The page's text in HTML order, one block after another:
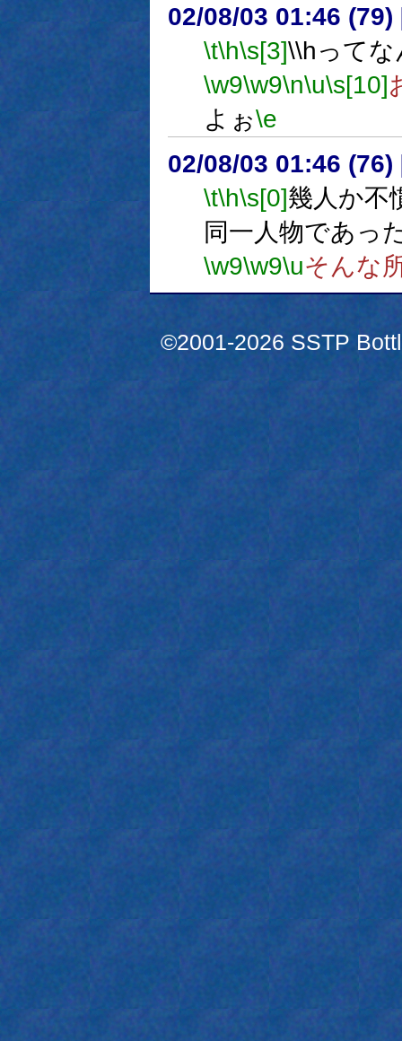
02/08/03 01:46 (79)
\t\h\s[3]\\hってな
\w9\w9\n\u\s[10]
よぉ\e
02/08/03 01:46 (76)
\t\h\s[0]幾人か不
同一人物であっ
\w9\w9\uそんな
©2001-2026 SSTP